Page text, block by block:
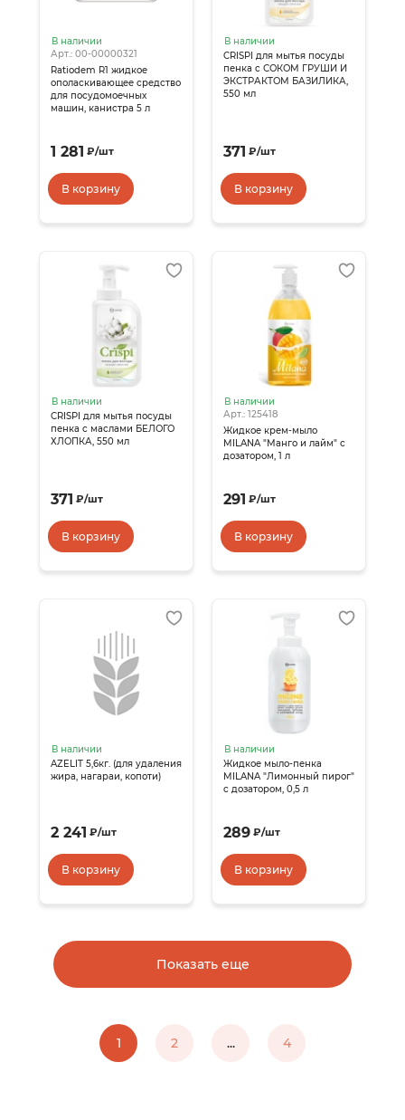
В наличии
Арт.: 00-00000321
Ratiodem R1 жидкое
ополаскивающее средство
для посудомоечных
машин, канистра 5 л
1 281 ₽/шт
В корзину
В наличии
CRISPI для мытья посуды
пенка с СОКОМ ГРУШИ И
ЭКСТРАКТОМ БАЗИЛИКА,
550 мл
371 ₽/шт
В корзину
В наличии
CRISPI для мытья посуды
пенка с маслами БЕЛОГО
ХЛОПКА, 550 мл
371 ₽/шт
В корзину
В наличии
Арт.: 125418
Жидкое крем-мыло
MILANA "Манго и лайм" с
дозатором, 1 л
291 ₽/шт
В корзину
В наличии
AZELIT 5,6кг. (для удаления
жира, нагараи, копоти)
2 241 ₽/шт
В корзину
В наличии
Жидкое мыло-пенка
MILANA "Лимонный пирог"
с дозатором, 0,5 л
289 ₽/шт
В корзину
Показать еще
1 2 ... 4